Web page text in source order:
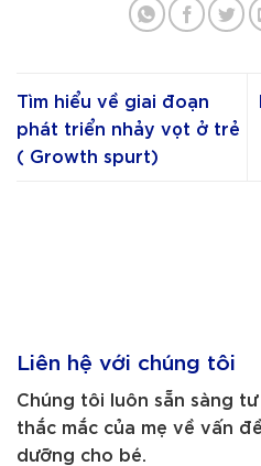
Tìm hiểu về giai đoạn
phát triển nhảy vọt ở trẻ
( Growth spurt)
Liên hệ với chúng tôi
Chúng tôi luôn sẵn sàng
thắc mắc của mẹ về vấn
dưỡng cho bé.